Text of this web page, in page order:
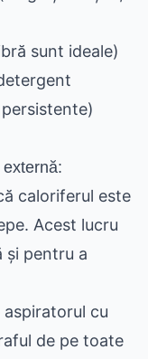
sunt ideale)
caloriferul este
Acest lucru
și pentru a
aspiratorul cu
de pe toate